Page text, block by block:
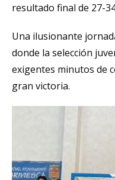
resultado final de 27-
Una ilusionante
donde la selección
exigentes minutos de
gran victoria.